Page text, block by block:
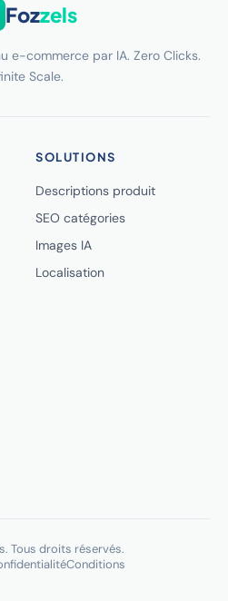
Fozzels
e-commerce par IA. Zero Clicks.
Scale.
SOLUTIONS
Descriptions produit
SEO catégories
Images IA
Localisation
Tous droits réservés.
Conditions